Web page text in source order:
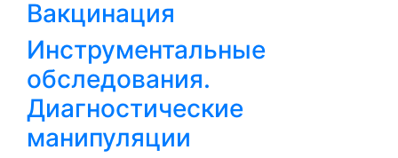
Вакцинация
Инструментальные
обследования.
Диагностические
манипуляции